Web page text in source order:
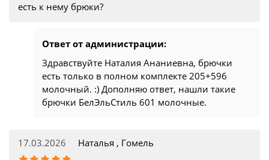
есть к нему брюки?
Ответ от администрации:
Здравствуйте Наталия Ананиевна, брючки
есть только в полном комплекте 205+596
молочный. :) Дополняю ответ, нашли такие
брючки БелЭльСтиль 601 молочные.
17.03.2026 Наталья , Гомель